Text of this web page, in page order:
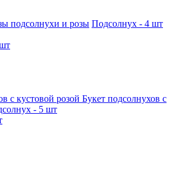
подсолнухи и розы Подсолнух - 4 шт
Букет подсолнухов с
- 5 шт